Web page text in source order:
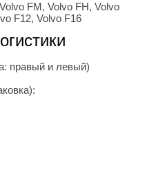
FM, Volvo FH, Volvo
F12, Volvo F16
правый и левый)